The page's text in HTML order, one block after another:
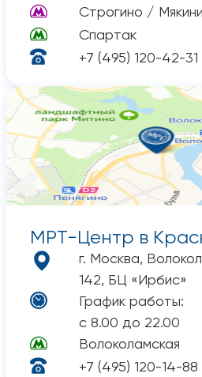
Строгино /
Спартак
+7 (495) 120-42-31
МРТ-Центр в
г. Москва,
142, БЦ «Ирбис»
График работы:
с 8.00 до 22.00
Волоколамская
+7 (495) 120-14-88